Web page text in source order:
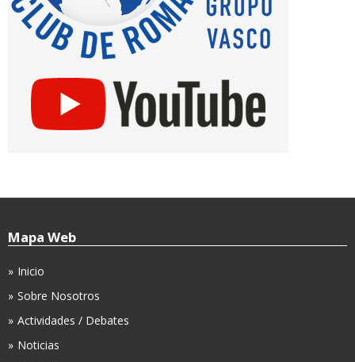
Mapa Web
Inicio
Sobre Nosotros
Actividades / Debates
Noticias